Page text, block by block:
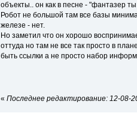
объекты.. он как в песне - "фантазер
Робот не большой там все базы
железе - нет.
Но заметил что он хорошо
оттуда но там не все так просто в
быть ссылки а не просто набор
« Последнее редактирование: 12-08-